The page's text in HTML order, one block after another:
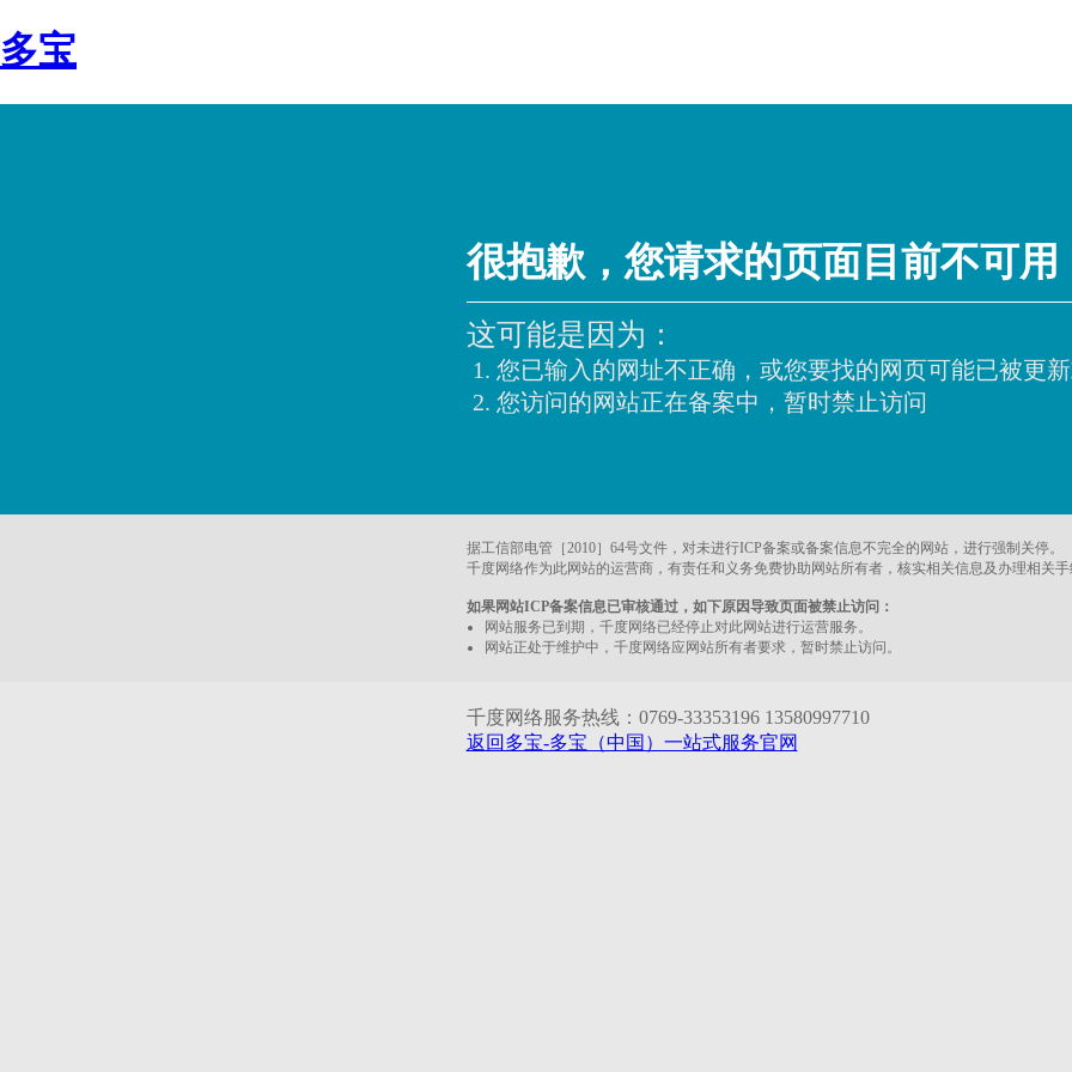
多宝
很抱歉，您请求的页面目前不可用
这可能是因为：
您已输入的网址不正确，或您要找的网页可能已被更
您访问的网站正在备案中，暂时禁止访问
据工信部电管［2010］64号文件，对未进行ICP备案或备案信息不完全的网站，进行强制关停。
千度网络作为此网站的运营商，有责任和义务免费协助网站所有者，核实相关信息及办理相关手
如果网站ICP备案信息已审核通过，如下原因导致页面被禁止访问：
网站服务已到期，千度网络已经停止对此网站进行运营服务。
网站正处于维护中，千度网络应网站所有者要求，暂时禁止访问。
千度网络服务热线：0769-33353196 13580997710
返回多宝-多宝（中国）一站式服务官网